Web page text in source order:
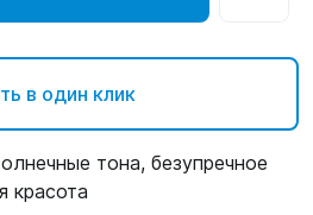
в один клик
тона, безупречное
красота